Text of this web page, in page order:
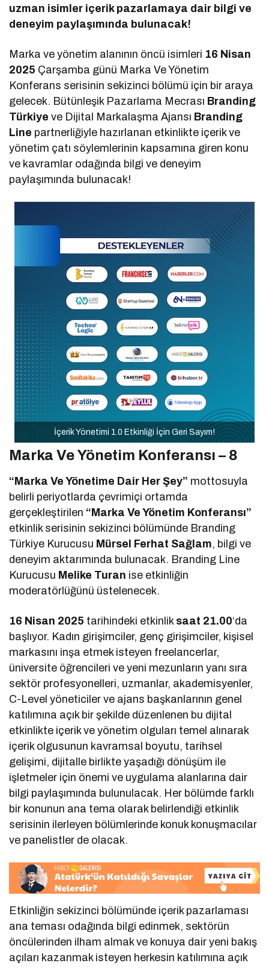
uzman isimler içerik pazarlamaya dair bilgi ve
deneyim paylaşımında bulunacak!
Marka ve yönetim alanının öncü isimleri 16 Nisan
2025 Çarşamba günü Marka Ve Yönetim
Konferans serisinin sekizinci bölümü için bir araya
gelecek. Bütünleşik Pazarlama Mecrası Branding
Türkiye ve Dijital Markalaşma Ajansı Branding
Line partnerliğiyle hazırlanan etkinlikte içerik ve
yönetim çatı söylemlerinin kapsamına giren konu
ve kavramlar odağında bilgi ve deneyim
paylaşımında bulunacak!
İçerik Yönetimi 1.0 Etkinliği İçin Geri Sayım!
Marka Ve Yönetim Konferansı – 8
“Marka Ve Yönetime Dair Her Şey” mottosuyla
belirli periyotlarda çevrimiçi ortamda
gerçekleştirilen “Marka Ve Yönetim Konferansı”
etkinlik serisinin sekizinci bölümünde Branding
Türkiye Kurucusu Mürsel Ferhat Sağlam, bilgi ve
deneyim aktarımında bulunacak. Branding Line
Kurucusu Melike Turan ise etkinliğin
moderatörlüğünü üstelenecek.
16 Nisan 2025 tarihindeki etkinlik saat 21.00‘da
başlıyor. Kadın girişimciler, genç girişimciler, kişisel
markasını inşa etmek isteyen freelancerlar,
üniversite öğrencileri ve yeni mezunların yanı sıra
sektör profesyonelleri, uzmanlar, akademisyenler,
C-Level yöneticiler ve ajans başkanlarının genel
katılımına açık bir şekilde düzenlenen bu dijital
etkinlikte içerik ve yönetim olguları temel alınarak
içerik olgusunun kavramsal boyutu, tarihsel
gelişimi, dijitalle birlikte yaşadığı dönüşüm ile
işletmeler için önemi ve uygulama alanlarına dair
bilgi paylaşımında bulunulacak. Her bölümde farklı
bir konunun ana tema olarak belirlendiği etkinlik
serisinin ilerleyen bölümlerinde konuk konuşmacılar
ve panelistler de olacak.
Etkinliğin sekizinci bölümünde içerik pazarlaması
ana teması odağında bilgi edinmek, sektörün
öncülerinden ilham almak ve konuya dair yeni bakış
açıları kazanmak isteyen herkesin katılımına açık